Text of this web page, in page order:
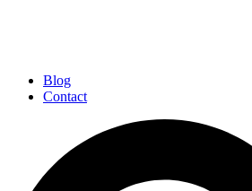
Blog
Contact